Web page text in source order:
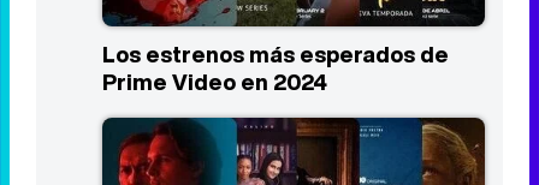
Las 10 mejores series del primer
trimestre de 2024